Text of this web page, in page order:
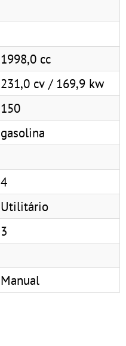
1998,0 cc
231,0 cv / 169,9 kw
150
gasolina
4
Utilitário
3
Manual